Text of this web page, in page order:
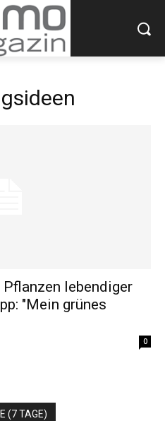
lebendiger
"Mein grünes
0
(7 TAGE)